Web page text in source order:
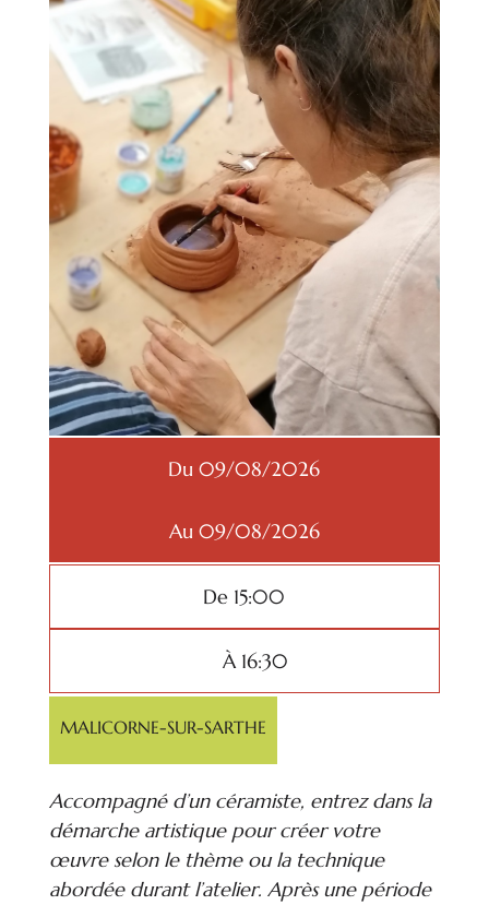
Du 09/08/2026
Au 09/08/2026
De 15:00
À 16:30
MALICORNE-SUR-SARTHE
Accompagné d’un céramiste, entrez dans la
démarche artistique pour créer votre
œuvre selon le thème ou la technique
abordée durant l’atelier. Après une période